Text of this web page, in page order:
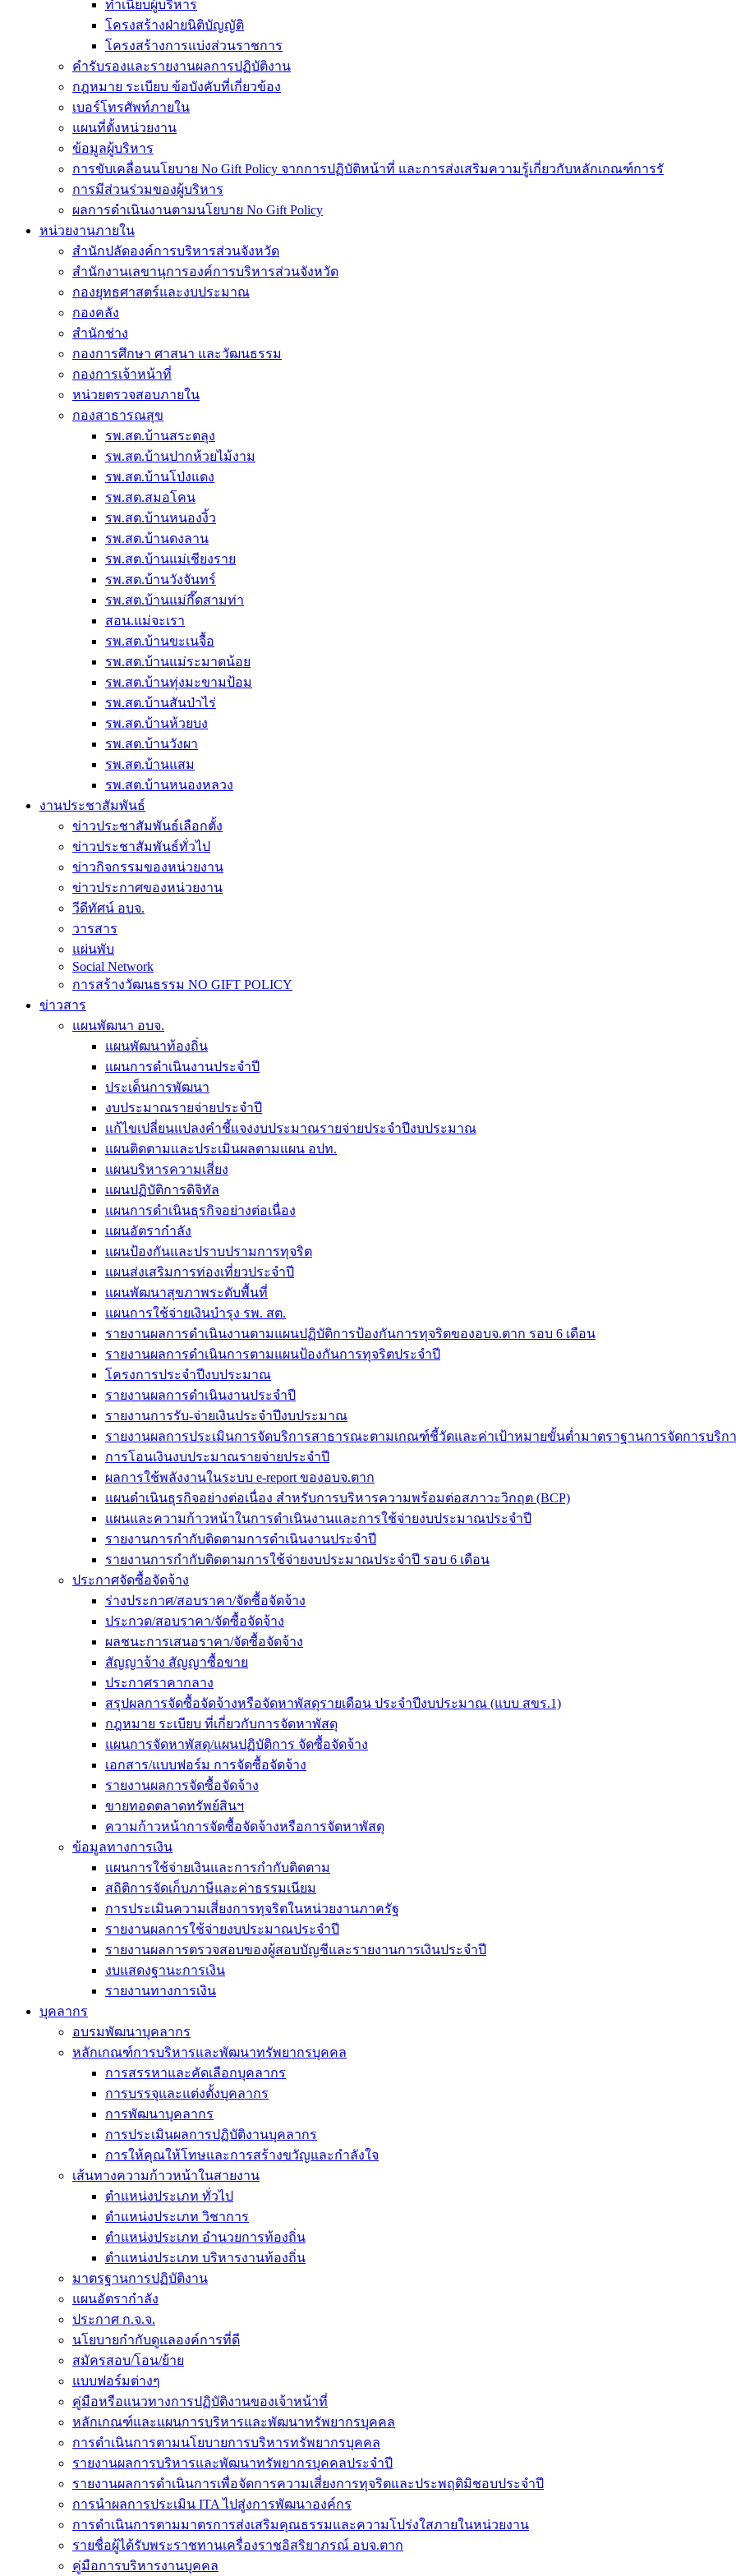
ทำเนียบผู้บริหาร
โครงสร้างฝ่ายนิติบัญญัติ
โครงสร้างการแบ่งส่วนราชการ
คำรับรองและรายงานผลการปฏิบัติงาน
กฎหมาย ระเบียบ ข้อบังคับที่เกี่ยวข้อง
เบอร์โทรศัพท์ภายใน
แผนที่ตั้งหน่วยงาน
ข้อมูลผู้บริหาร
การขับเคลื่อนนโยบาย No Gift Policy จากการปฏิบัติหน้าที่ และการส่งเสริมความรู้เกี่ยวกับหลักเกณฑ์การรั
การมีส่วนร่วมของผู้บริหาร
ผลการดำเนินงานตามนโยบาย No Gift Policy
หน่วยงานภายใน
สำนักปลัดองค์การบริหารส่วนจังหวัด
สำนักงานเลขานุการองค์การบริหารส่วนจังหวัด
กองยุทธศาสตร์และงบประมาณ
กองคลัง
สำนักช่าง
กองการศึกษา ศาสนา และวัฒนธรรม
กองการเจ้าหน้าที่
หน่วยตรวจสอบภายใน
กองสาธารณสุข
รพ.สต.บ้านสระตลุง
รพ.สต.บ้านปากห้วยไม้งาม
รพ.สต.บ้านโป่งแดง
รพ.สต.สมอโคน
รพ.สต.บ้านหนองงิ้ว
รพ.สต.บ้านดงลาน
รพ.สต.บ้านแม่เชียงราย
รพ.สต.บ้านวังจันทร์
รพ.สต.บ้านแม่กึ๊ดสามท่า
สอน.แม่จะเรา
รพ.สต.บ้านขะเนจื้อ
รพ.สต.บ้านแม่ระมาดน้อย
รพ.สต.บ้านทุ่งมะขามป้อม
รพ.สต.บ้านสันป่าไร่
รพ.สต.บ้านห้วยบง
รพ.สต.บ้านวังผา
รพ.สต.บ้านแสม
รพ.สต.บ้านหนองหลวง
งานประชาสัมพันธ์
ข่าวประชาสัมพันธ์เลือกตั้ง
ข่าวประชาสัมพันธ์ทั่วไป
ข่าวกิจกรรมของหน่วยงาน
ข่าวประกาศของหน่วยงาน
วีดีทัศน์ อบจ.
วารสาร
แผ่นพับ
Social Network
การสร้างวัฒนธรรม NO GIFT POLICY
ข่าวสาร
แผนพัฒนา อบจ.
แผนพัฒนาท้องถิ่น
แผนการดำเนินงานประจำปี
ประเด็นการพัฒนา
งบประมาณรายจ่ายประจำปี
แก้ไขเปลี่ยนแปลงคำชี้แจงงบประมาณรายจ่ายประจำปีงบประมาณ
แผนติดตามและประเมินผลตามแผน อปท.
แผนบริหารความเสี่ยง
แผนปฏิบัติการดิจิทัล
แผนการดำเนินธุรกิจอย่างต่อเนื่อง
แผนอัตรากำลัง
แผนป้องกันและปราบปรามการทุจริต
แผนส่งเสริมการท่องเที่ยวประจำปี
แผนพัฒนาสุขภาพระดับพื้นที่
แผนการใช้จ่ายเงินบำรุง รพ. สต.
รายงานผลการดำเนินงานตามแผนปฏิบัติการป้องกันการทุจริตของอบจ.ตาก รอบ 6 เดือน
รายงานผลการดำเนินการตามแผนป้องกันการทุจริตประจำปี
โครงการประจำปีงบประมาณ
รายงานผลการดำเนินงานประจำปี
รายงานการรับ-จ่ายเงินประจำปีงบประมาณ
รายงานผลการประเมินการจัดบริการสาธารณะตามเกณฑ์ชี้วัดและค่าเป้าหมายขั้นต่ำมาตราฐานการจัดการบริก
การโอนเงินงบประมาณรายจ่ายประจำปี
ผลการใช้พลังงานในระบบ e-report ของอบจ.ตาก
แผนดำเนินธุรกิจอย่างต่อเนื่อง สำหรับการบริหารความพร้อมต่อสภาวะวิกฤต (BCP)
แผนและความก้าวหน้าในการดำเนินงานและการใช้จ่ายงบประมาณประจำปี
รายงานการกำกับติดตามการดำเนินงานประจำปี
รายงานการกำกับติดตามการใช้จ่ายงบประมาณประจำปี รอบ 6 เดือน
ประกาศจัดซื้อจัดจ้าง
ร่างประกาศ/สอบราคา/จัดซื้อจัดจ้าง
ประกวด/สอบราคา/จัดซื้อจัดจ้าง
ผลชนะการเสนอราคา/จัดซื้อจัดจ้าง
สัญญาจ้าง สัญญาซื้อขาย
ประกาศราคากลาง
สรุปผลการจัดซื้อจัดจ้างหรือจัดหาพัสดุรายเดือน ประจำปีงบประมาณ (แบบ สขร.1)
กฎหมาย ระเบียบ ที่เกี่ยวกับการจัดหาพัสดุ
แผนการจัดหาพัสดุ/แผนปฏิบัติการ จัดซื้อจัดจ้าง
เอกสาร/แบบฟอร์ม การจัดซื้อจัดจ้าง
รายงานผลการจัดซื้อจัดจ้าง
ขายทอดตลาดทรัพย์สินฯ
ความก้าวหน้าการจัดซื้อจัดจ้างหรือการจัดหาพัสดุ
ข้อมูลทางการเงิน
แผนการใช้จ่ายเงินและการกำกับติดตาม
สถิติการจัดเก็บภาษีและค่าธรรมเนียม
การประเมินความเสี่ยงการทุจริตในหน่วยงานภาครัฐ
รายงานผลการใช้จ่ายงบประมาณประจำปี
รายงานผลการตรวจสอบของผู้สอบบัญชีและรายงานการเงินประจำปี
งบแสดงฐานะการเงิน
รายงานทางการเงิน
บุคลากร
อบรมพัฒนาบุคลากร
หลักเกณฑ์การบริหารและพัฒนาทรัพยากรบุคคล
การสรรหาและคัดเลือกบุคลากร
การบรรจุและแต่งตั้งบุคลากร
การพัฒนาบุคลากร
การประเมินผลการปฏิบัติงานบุคลากร
การให้คุณให้โทษและการสร้างขวัญและกำลังใจ
เส้นทางความก้าวหน้าในสายงาน
ตำแหน่งประเภท ทั่วไป
ตำแหน่งประเภท วิชาการ
ตำแหน่งประเภท อำนวยการท้องถิ่น
ตำแหน่งประเภท บริหารงานท้องถิ่น
มาตรฐานการปฏิบัติงาน
แผนอัตรากำลัง
ประกาศ ก.จ.จ.
นโยบายกำกับดูแลองค์การที่ดี
สมัครสอบ/โอน/ย้าย
แบบฟอร์มต่างๆ
คู่มือหรือแนวทางการปฏิบัติงานของเจ้าหน้าที่
หลักเกณฑ์และแผนการบริหารและพัฒนาทรัพยากรบุคคล
การดำเนินการตามนโยบายการบริหารทรัพยากรบุคคล
รายงานผลการบริหารและพัฒนาทรัพยากรบุคคลประจำปี
รายงานผลการดำเนินการเพื่อจัดการความเสี่ยงการทุจริตและประพฤติมิชอบประจำปี
การนำผลการประเมิน ITA ไปสู่งการพัฒนาองค์กร
การดำเนินการตามมาตรการส่งเสริมคุณธรรมและความโปร่งใสภายในหน่วยงาน
รายชื่อผู้ได้รับพระราชทานเครื่องราชอิสริยาภรณ์ อบจ.ตาก
คู่มือการบริหารงานบุคคล